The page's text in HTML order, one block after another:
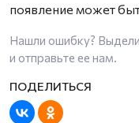
появление может
Нашли ошибку?
и отправьте ее нам.